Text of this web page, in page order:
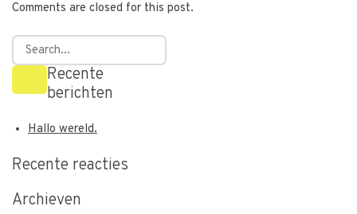
Comments are closed for this post.
Recente
berichten
Hallo wereld.
Recente reacties
Archieven